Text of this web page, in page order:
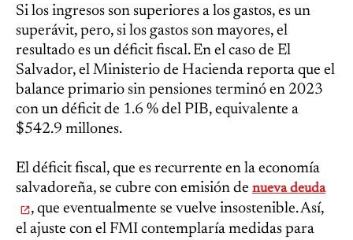
Si los ingresos son superiores a los gastos, es un
superávit, pero, si los gastos son mayores, el
resultado es un déficit fiscal. En el caso de El
Salvador, el Ministerio de Hacienda reporta que el
balance primario sin pensiones terminó en 2023
con un déficit de 1.6 % del PIB, equivalente a
$542.9 millones.
El déficit fiscal, que es recurrente en la economía
salvadoreña, se cubre con emisión de nueva deuda
, que eventualmente se vuelve insostenible. Así,
el ajuste con el FMI contemplaría medidas para